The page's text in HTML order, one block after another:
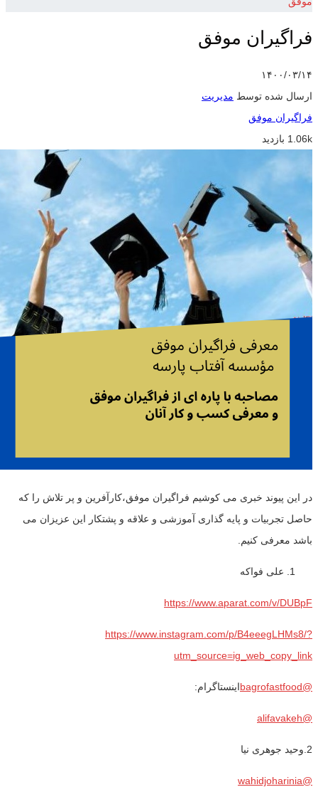
فراگیران موفق
۱۴۰۰/۰۳/۱۴
ارسال شده توسط مدیریت
فراگیران موفق
1.06k بازدید
در این پیوند خبری می کوشیم فراگیران موفق،کارآفرین و پر تلاش را که
حاصل تجربیات و پایه گذاری آموزشی و علاقه و پشتکار این عزیزان می
باشد معرفی کنیم.
علی فواکه
https://www.aparat.com/v/DUBpF
https://www.instagram.com/p/B4eeegLHMs8/?
utm_source=ig_web_copy_link
@bagrofastfood اینستاگرام:
@alifavakeh
2.وحید جوهری نیا
@wahidjoharinia